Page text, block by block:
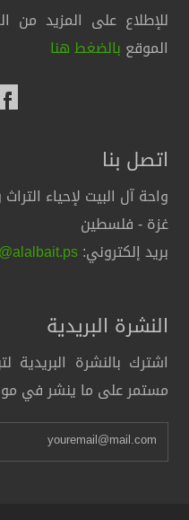
للإطلاع على المزيد من
الموقع بالضغط هنا
اتصل بنا
واحة آل البيت لإحياء
غزة - فلسطين
بريد إلكتروني:
النشرة البريدية
اشترك بالنشرة
مستمر على ما ينشر في